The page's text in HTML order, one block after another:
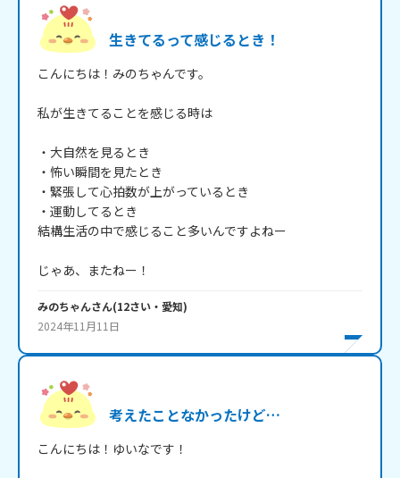
生きてるって感じるとき！
こんにちは！みのちゃんです。
私が生きてることを感じる時は
・大自然を見るとき
・怖い瞬間を見たとき
・緊張して心拍数が上がっているとき
・運動してるとき
結構生活の中で感じること多いんですよねー
じゃあ、またねー！
みのちゃんさん(12さい・ 愛知)
2024年11月11日
考えたことなかったけど…
こんにちは！ゆいなです！